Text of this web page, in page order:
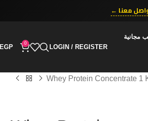
مجانية
LOGIN / REGISTER
0
EGP
معنا ←